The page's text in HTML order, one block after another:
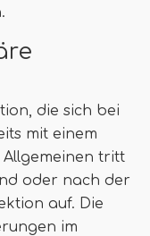
die sich bei
mit einem
tritt
oder nach der
auf. Die
im